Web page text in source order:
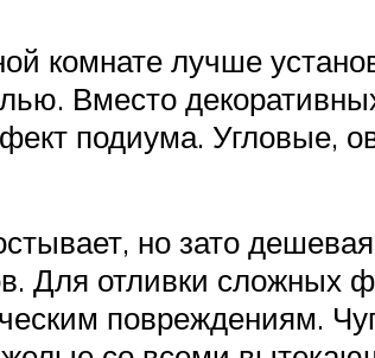
комнате лучше
Вместо
подиума. Угловые,
но зато
Для отливки сложных
повреждениям.